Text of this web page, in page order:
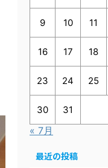
9 10 11
16 17 18
23 24 25
30 31
« 7月
最近の投稿